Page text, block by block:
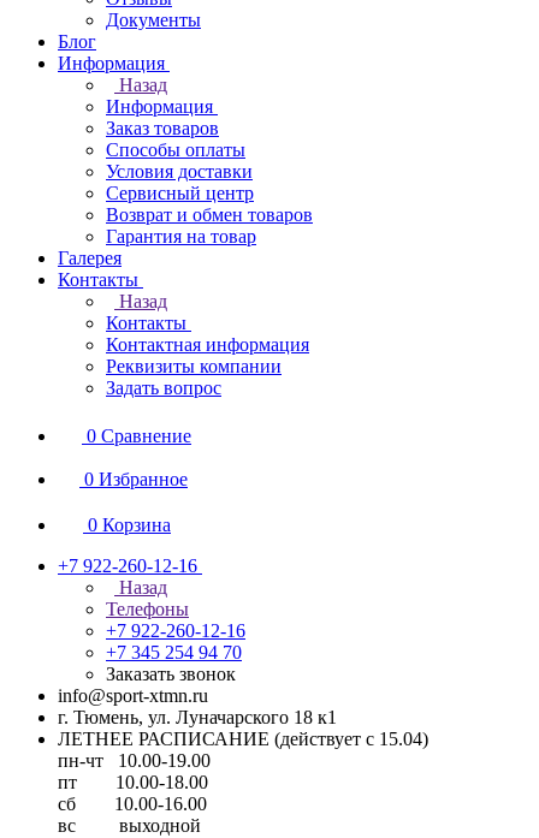
Документы
Блог
Информация
Назад
Информация
Заказ товаров
Способы оплаты
Условия доставки
Сервисный центр
Возврат и обмен товаров
Гарантия на товар
Галерея
Контакты
Назад
Контакты
Контактная информация
Реквизиты компании
Задать вопрос
0 Сравнение
0 Избранное
0 Корзина
+7 922-260-12-16
Назад
Телефоны
+7 922-260-12-16
+7 345 254 94 70
Заказать звонок
info@sport-xtmn.ru
г. Тюмень, ул. Луначарского 18 к1
ЛЕТНЕЕ РАСПИСАНИЕ (действует с 15.04)
пн-чт 10.00-19.00
пт 10.00-18.00
сб 10.00-16.00
вс выходной